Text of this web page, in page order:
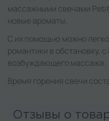
массажными свечами
новые ароматы.
С их помощью можно
романтики в обстановку,
возбуждающего массажа.
Время горения свечи
Отзывы о